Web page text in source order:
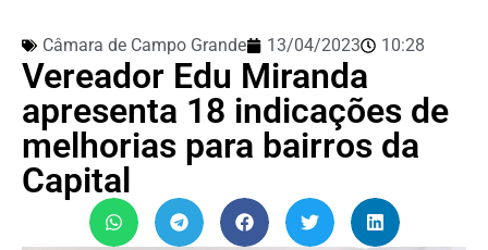
Câmara de Campo Grande 13/04/2023 10:28
Vereador Edu Miranda
apresenta 18 indicações de
melhorias para bairros da
Capital